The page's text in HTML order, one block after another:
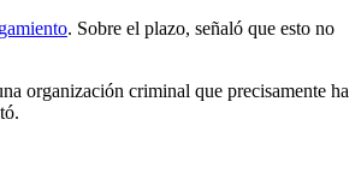
. Sobre el plazo, señaló que esto no
organización criminal que precisamente ha